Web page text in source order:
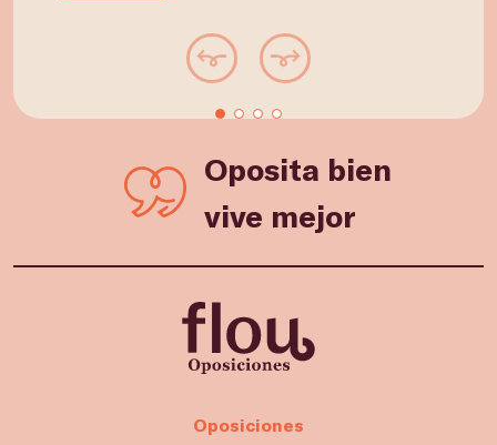
Oposita bien
vive mejor
Oposiciones